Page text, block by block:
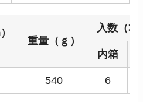
重量（ｇ）
入数（本
内箱
540 6